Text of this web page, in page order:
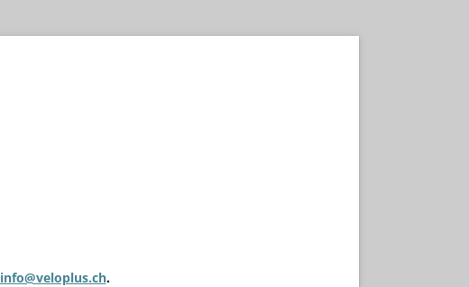
info@veloplus.ch.